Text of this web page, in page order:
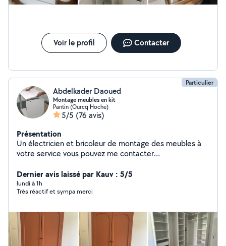
Voir le profil Contacter
Particulier
Abdelkader Daoued
Montage meubles en kit
Pantin (Ourcq Hoche)
5/5 (76 avis)
Présentation
Un électricien et bricoleur de montage des meubles à
votre service vous pouvez me contacter
Dernier avis laissé par Kauv : 5/5
lundi à 1h
Très réactif et sympa merci